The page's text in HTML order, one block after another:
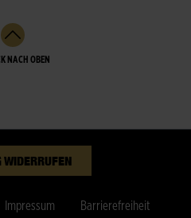
NACH OBEN
WIDERRUFEN
Impressum Barrierefreiheit